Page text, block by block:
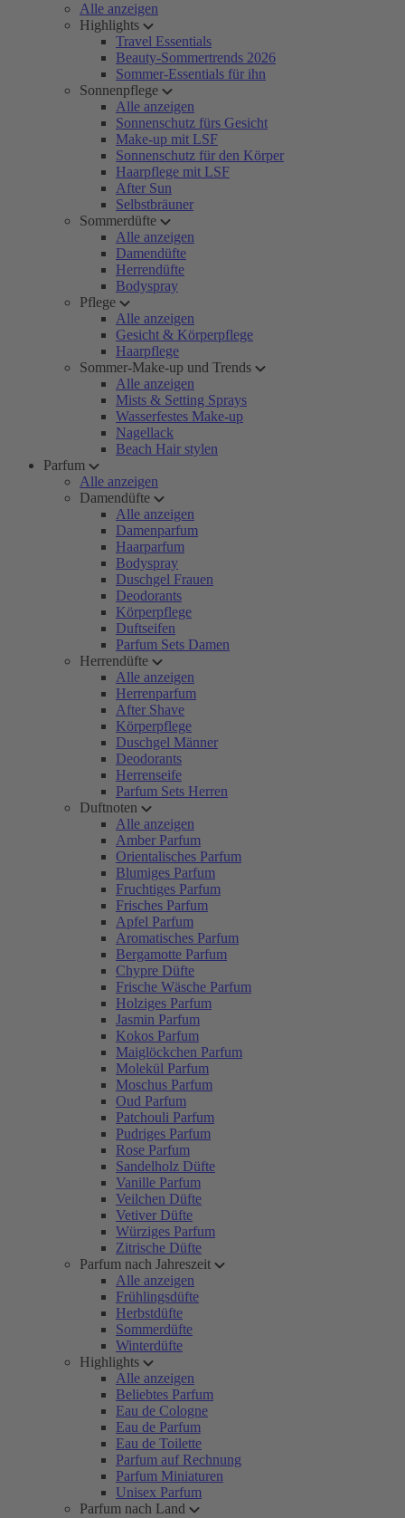
Alle anzeigen
Highlights
Travel Essentials
Beauty-Sommertrends 2026
Sommer-Essentials für ihn
Sonnenpflege
Alle anzeigen
Sonnenschutz fürs Gesicht
Make-up mit LSF
Sonnenschutz für den Körper
Haarpflege mit LSF
After Sun
Selbstbräuner
Sommerdüfte
Alle anzeigen
Damendüfte
Herrendüfte
Bodyspray
Pflege
Alle anzeigen
Gesicht & Körperpflege
Haarpflege
Sommer-Make-up und Trends
Alle anzeigen
Mists & Setting Sprays
Wasserfestes Make-up
Nagellack
Beach Hair stylen
Parfum
Alle anzeigen
Damendüfte
Alle anzeigen
Damenparfum
Haarparfum
Bodyspray
Duschgel Frauen
Deodorants
Körperpflege
Duftseifen
Parfum Sets Damen
Herrendüfte
Alle anzeigen
Herrenparfum
After Shave
Körperpflege
Duschgel Männer
Deodorants
Herrenseife
Parfum Sets Herren
Duftnoten
Alle anzeigen
Amber Parfum
Orientalisches Parfum
Blumiges Parfum
Fruchtiges Parfum
Frisches Parfum
Apfel Parfum
Aromatisches Parfum
Bergamotte Parfum
Chypre Düfte
Frische Wäsche Parfum
Holziges Parfum
Jasmin Parfum
Kokos Parfum
Maiglöckchen Parfum
Molekül Parfum
Moschus Parfum
Oud Parfum
Patchouli Parfum
Pudriges Parfum
Rose Parfum
Sandelholz Düfte
Vanille Parfum
Veilchen Düfte
Vetiver Düfte
Würziges Parfum
Zitrische Düfte
Parfum nach Jahreszeit
Alle anzeigen
Frühlingsdüfte
Herbstdüfte
Sommerdüfte
Winterdüfte
Highlights
Alle anzeigen
Beliebtes Parfum
Eau de Cologne
Eau de Parfum
Eau de Toilette
Parfum auf Rechnung
Parfum Miniaturen
Unisex Parfum
Parfum nach Land